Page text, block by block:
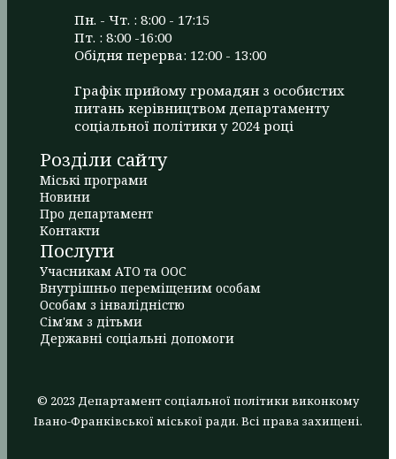
Пн. - Чт. : 8:00 - 17:15
Пт. : 8:00 -16:00
Обідня перерва: 12:00 - 13:00
Графік прийому громадян з особистих
питань керівництвом департаменту
соціальної політики у 2024 році
Розділи сайту
Міські програми
Новини
Про департамент
Контакти
Послуги
Учасникам АТО та ООС
Внутрішньо переміщеним особам
Особам з інвалідністю
Сім'ям з дітьми
Державні соціальні допомоги
© 2023 Департамент соціальної політики виконкому
Івано-Франківської міської ради. Всі права захищені.